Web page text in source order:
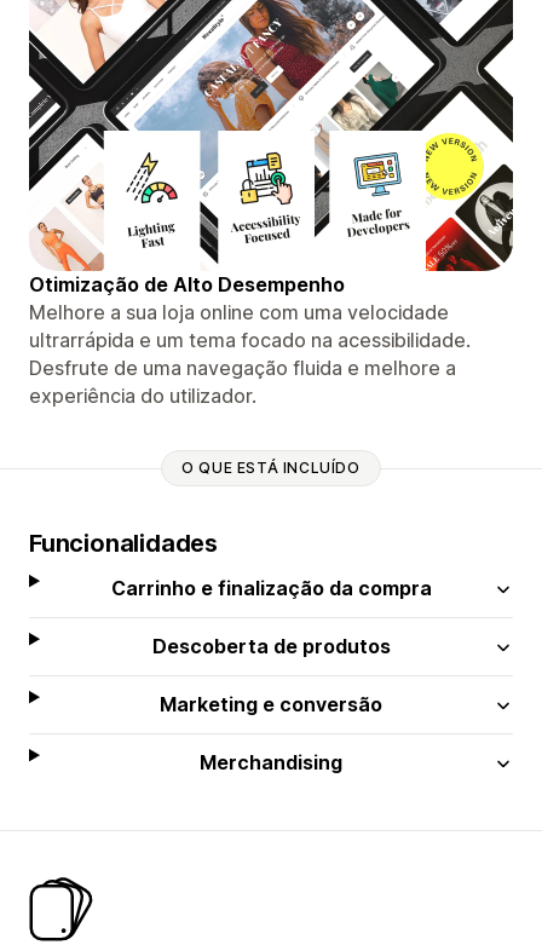
Otimização de Alto Desempenho
Melhore a sua loja online com uma velocidade
ultrarrápida e um tema focado na acessibilidade.
Desfrute de uma navegação fluida e melhore a
experiência do utilizador.
O QUE ESTÁ INCLUÍDO
Funcionalidades
Carrinho e finalização da compra
Descoberta de produtos
Marketing e conversão
Merchandising